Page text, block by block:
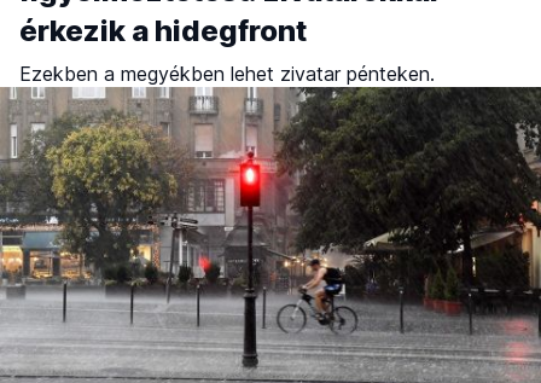
érkezik a hidegfront
Ezekben a megyékben lehet zivatar pénteken.